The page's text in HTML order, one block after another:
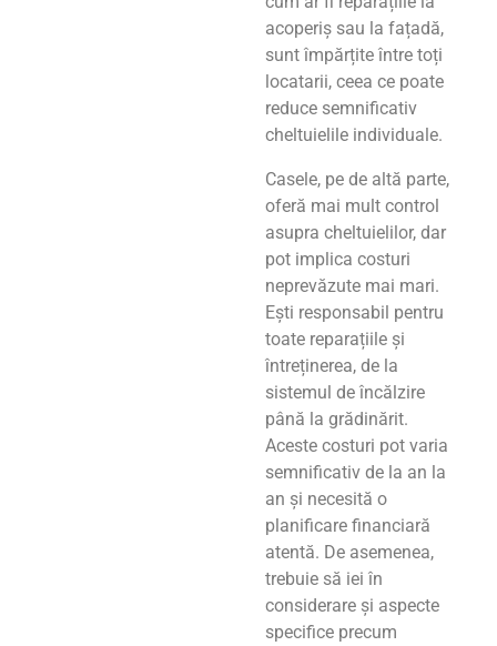
acoperiș sau la fațadă,
sunt împărțite între toți
locatarii, ceea ce poate
reduce semnificativ
cheltuielile individuale.
Casele, pe de altă parte,
oferă mai mult control
asupra cheltuielilor, dar
pot implica costuri
neprevăzute mai mari.
Ești responsabil pentru
toate reparațiile și
întreținerea, de la
sistemul de încălzire
până la grădinărit.
Aceste costuri pot varia
semnificativ de la an la
an și necesită o
planificare financiară
atentă. De asemenea,
trebuie să iei în
considerare și aspecte
specifice precum